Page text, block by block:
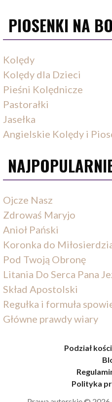
PIOSENKI NA
Kolędy
Kolędy dla Dzieci
Pieśni Kolędnicze
Pastorałki
Jasełka
Angielskie Kolędy i
Ojcze Nasz
Zdrowaś Maryjo
Anioł Pański
Koronka do
Pod Twoją Obronę
Litania Do Serca Pana
Skład Apostolski
Regułka i formuła
Główne prawdy wiary
Podział
Polityka